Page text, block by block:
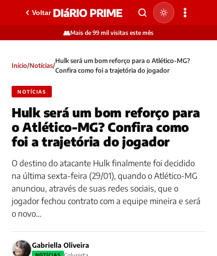
Voltar DIáRIO PRIME
👥Mais de 99 mil visitas este mês
Início/Notícias/
Hulk será um bom reforço para o Atlético-MG?
Confira como foi a trajetória do jogador
NOTÍCIAS
Hulk será um bom reforço para
o Atlético-MG? Confira como
foi a trajetória do jogador
O destino do atacante Hulk finalmente foi decidido
na última sexta-feira (29/01), quando o Atlético-MG
anunciou, através de suas redes sociais, que o
jogador fechou contrato com a equipe mineira e será
o novo…
Gabriella Oliveira
NOTÍCIAS